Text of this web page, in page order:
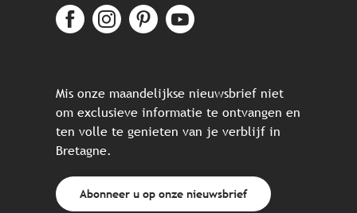
Mis onze maandelijkse nieuwsbrief niet
om exclusieve informatie te ontvangen en
ten volle te genieten van je verblijf in
Bretagne.
Abonneer u op onze nieuwsbrief